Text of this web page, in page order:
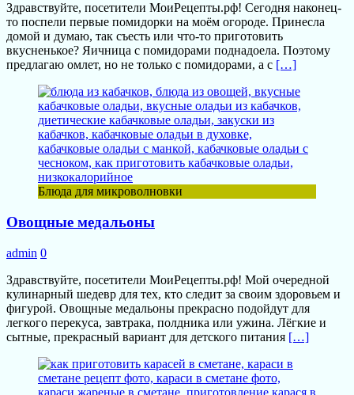
Здравствуйте, посетители МоиРецепты.рф! Сегодня наконец-
то поспели первые помидорки на моём огороде. Принесла
домой и думаю, так съесть или что-то приготовить
вкусненькое? Яичница с помидорами поднадоела. Поэтому
предлагаю омлет, но не только с помидорами, а с […]
Блюда для микроволновки
Овощные медальоны
admin 0
Здравствуйте, посетители МоиРецепты.рф! Мой очередной
кулинарный шедевр для тех, кто следит за своим здоровьем и
фигурой. Овощные медальоны прекрасно подойдут для
легкого перекуса, завтрака, полдника или ужина. Лёгкие и
сытные, прекрасный вариант для детского питания […]